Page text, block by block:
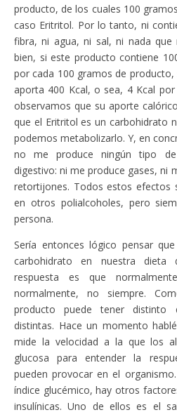
producto, de los cuales 100
caso Eritritol. Por lo tanto, ni
fibra, ni agua, ni sal, ni nada que
bien, si este producto contiene
por cada 100 gramos de
aporta 400 Kcal, o sea, 4 Kcal
observamos que su aporte
que el Eritritol es un carbohidrato
podemos metabolizarlo. Y, en
no me produce ningún tipo
digestivo: ni me produce gases, ni
retortijones. Todos estos efectos
en otros polialcoholes, pero
persona.
Sería entonces lógico pensar
carbohidrato en nuestra dieta
respuesta es que
normalmente, no siempre.
producto puede tener distinto
distintas. Hace un momento
mide la velocidad a la que los
glucosa para entender la
pueden provocar en el
índice glucémico, hay otros
insulínicas. Uno de ellos es el